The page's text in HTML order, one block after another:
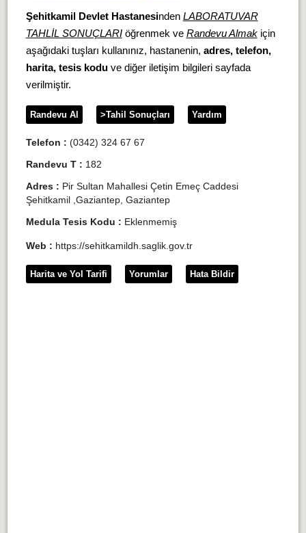
Şehitkamil Devlet Hastanesinden LABORATUVAR
TAHLİL SONUÇLARIöğrenmek ve Randevu Almakiçin
aşağıdaki tuşları kullanınız, hastanenin, adres, telefon,
harita, tesis koduve diğer iletişim bilgileri sayfada
verilmiştir.
Randevu Al >Tahil Sonuçları Yardım
Telefon : (0342) 324 67 67
Randevu T : 182
Adres : Pir Sultan Mahallesi Çetin Emeç Caddesi
Şehitkamil ,Gaziantep, Gaziantep
Medula Tesis Kodu : Eklenmemiş
Web : https://sehitkamildh.saglik.gov.tr
Harita ve Yol Tarifi Yorumlar Hata Bildir